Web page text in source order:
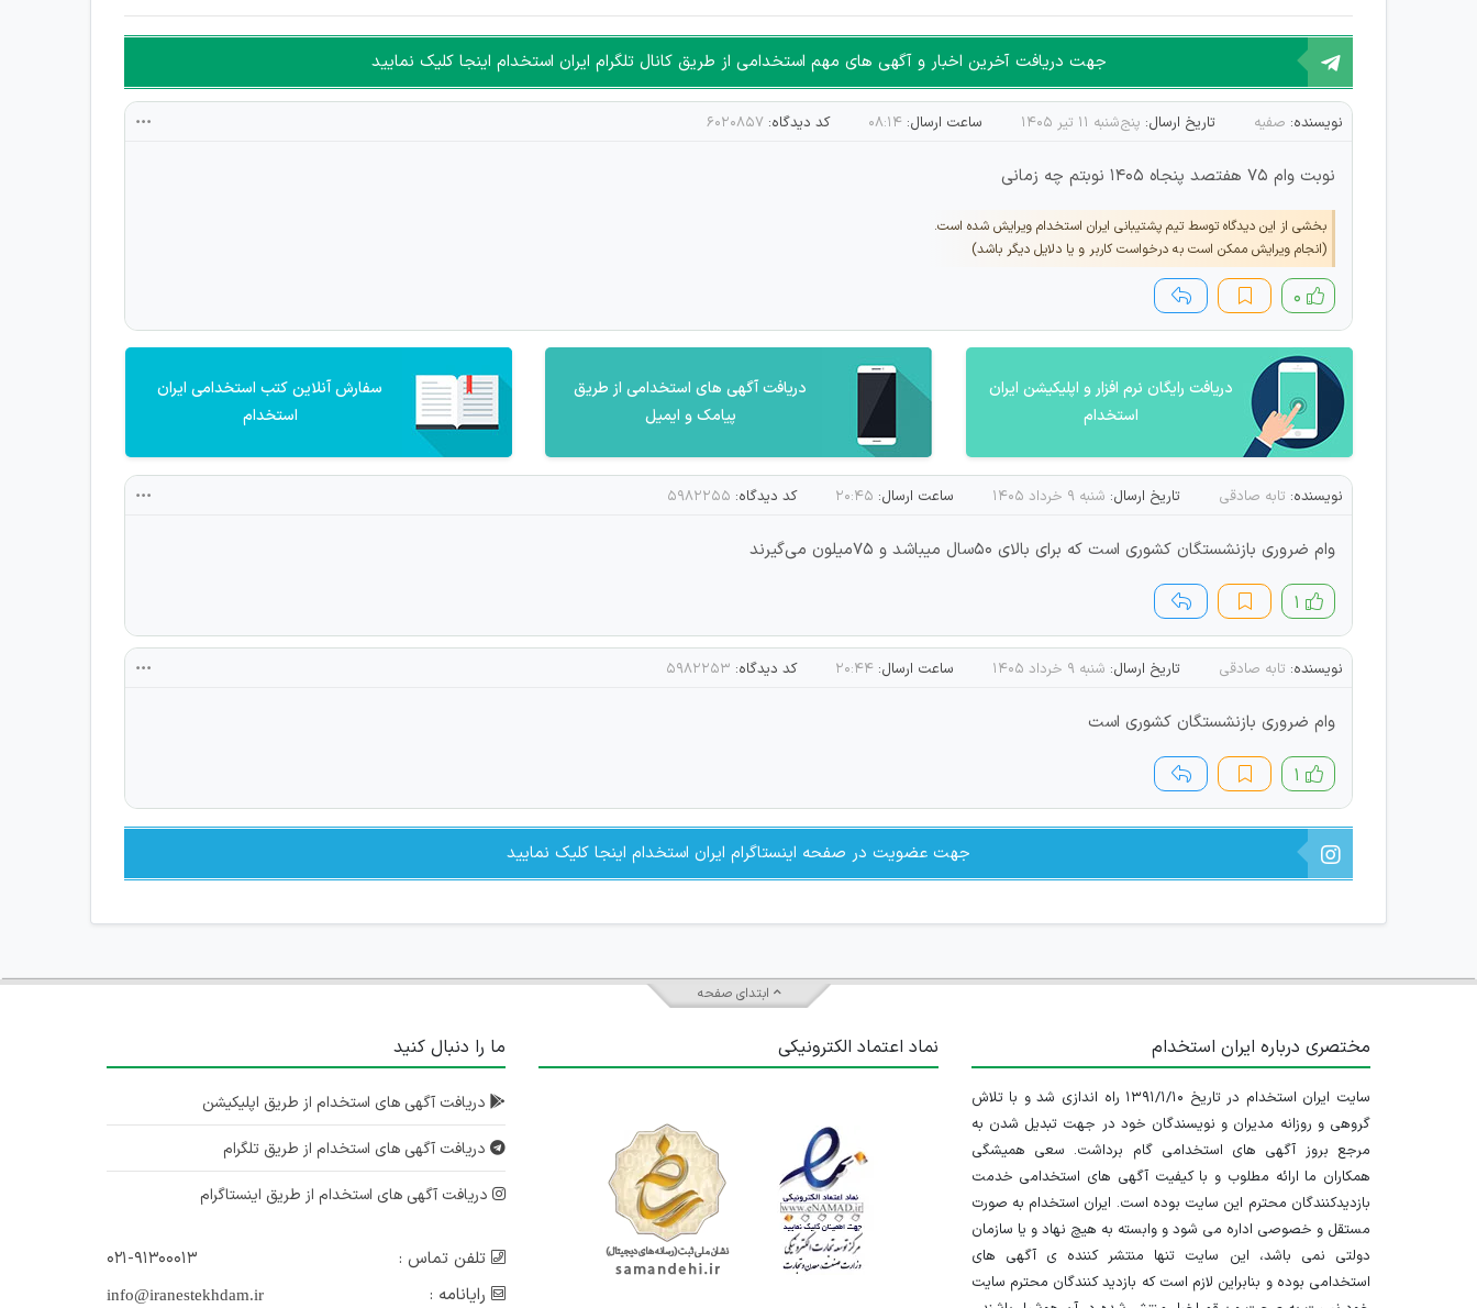
جهت دریافت آخرین اخبار و آگهی های مهم استخدامی از طریق کانال تلگرام ایران استخدام اینجا کلیک نمایید
نویسنده: صفیه تاریخ ارسال: پنج‌شنبه ۱۱ تیر ۱۴۰۵ ساعت ارسال: ۰۸:۱۴ کد دیدگاه: ۶۰۲۰۸۵۷
نوبت وام ۷۵ هفتصد پنجاه ۱۴۰۵ نوبتم چه زمانی
بخشی از این دیدگاه توسط تیم پشتیبانی ایران استخدام ویرایش شده است.
(انجام ویرایش ممکن است به درخواست کاربر و یا دلایل دیگر باشد)
۰
دریافت رایگان نرم افزار و اپلیکیشن ایران
استخدام
دریافت آگهی های استخدامی از طریق
پیامک و ایمیل
سفارش آنلاین کتب استخدامی ایران
استخدام
نویسنده: تابه صادقی تاریخ ارسال: شنبه ۹ خرداد ۱۴۰۵ ساعت ارسال: ۲۰:۴۵ کد دیدگاه: ۵۹۸۲۲۵۵
وام ضروری بازنشستگان کشوری است که برای بالای 50سال میباشد و 75میلون می‌گیرند
۱
نویسنده: تابه صادقی تاریخ ارسال: شنبه ۹ خرداد ۱۴۰۵ ساعت ارسال: ۲۰:۴۴ کد دیدگاه: ۵۹۸۲۲۵۳
وام ضروری بازنشستگان کشوری است
۱
جهت عضویت در صفحه اینستاگرام ایران استخدام اینجا کلیک نمایید
ابتدای صفحه
مختصری درباره ایران استخدام
سایت ایران استخدام در تاریخ ۱۳۹۱/۱/۱۰ راه اندازی شد و با تلاش
گروهی و روزانه مدیران و نویسندگان خود در جهت تبدیل شدن به
مرجع بروز آگهی های استخدامی گام برداشت. سعی همیشگی
همکاران ما ارائه مطلوب و با کیفیت آگهی های استخدامی خدمت
بازدیدکنندگان محترم این سایت بوده است. ایران استخدام به صورت
مستقل و خصوصی اداره می شود و وابسته به هیچ نهاد و یا سازمان
دولتی نمی باشد، این سایت تنها منتشر کننده ی آگهی های
استخدامی بوده و بنابراین لازم است که بازدید کنندگان محترم سایت
نماد اعتماد الکترونیکی ما را دنبال کنید
دریافت آگهی های استخدام از طریق اپلیکیشن
دریافت آگهی های استخدام از طریق تلگرام
دریافت آگهی های استخدام از طریق اینستاگرام
تلفن تماس :
۰۲۱-۹۱۳۰۰۰۱۳
رایانامه :
info@iranestekhdam.ir